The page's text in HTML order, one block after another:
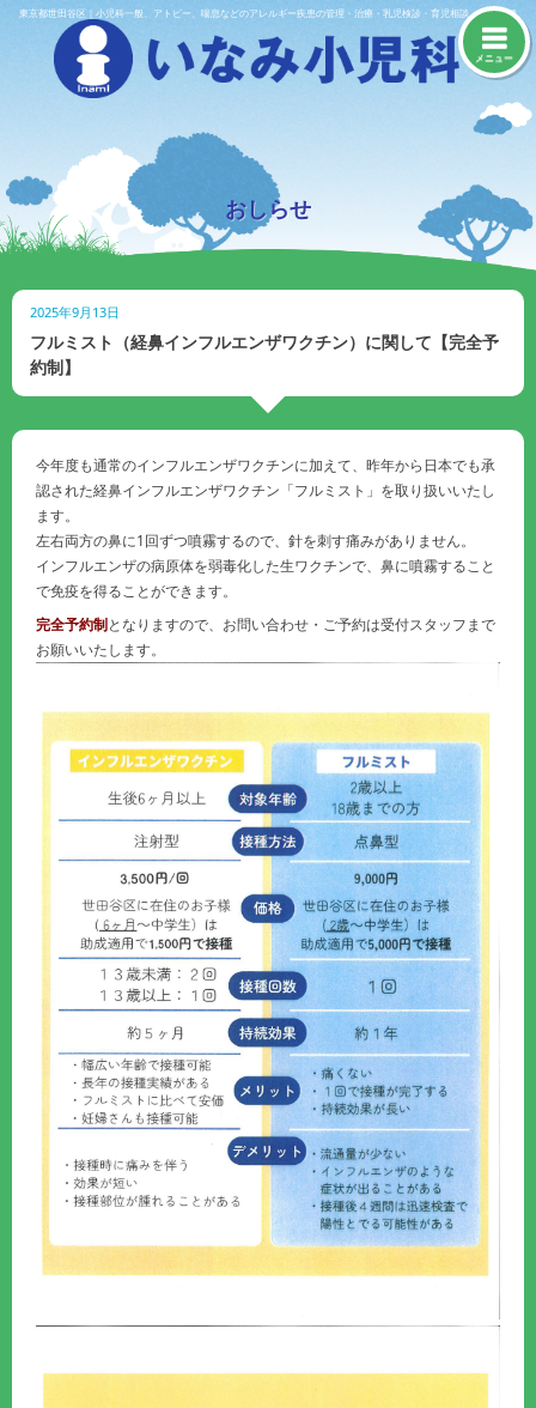
Skip東京都世田谷区｜小児科一般、アトピー、喘息などのアレルギー疾患の管理・治療・乳児検診・育児相談・予防接種
メニュー
おしらせ
2025年9月13日
フルミスト（経鼻インフルエンザワクチン）に関して【完全予
約制】
今年度も通常のインフルエンザワクチンに加えて、昨年から日本でも承
認された経鼻インフルエンザワクチン「フルミスト」を取り扱いいたし
ます。
左右両方の鼻に1回ずつ噴霧するので、針を刺す痛みがありません。
インフルエンザの病原体を弱毒化した生ワクチンで、鼻に噴霧すること
で免疫を得ることができます。
完全予約制となりますので、お問い合わせ・ご予約は受付スタッフまで
お願いいたします。